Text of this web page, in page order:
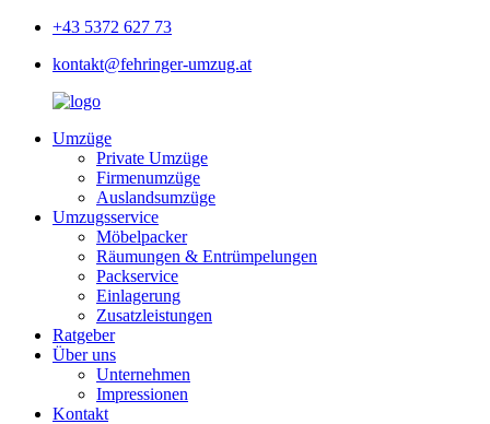
+43 5372 627 73
kontakt@fehringer-umzug.at
Umzüge
Private Umzüge
Firmenumzüge
Auslandsumzüge
Umzugsservice
Möbelpacker
Räumungen & Entrümpelungen
Packservice
Einlagerung
Zusatzleistungen
Ratgeber
Über uns
Unternehmen
Impressionen
Kontakt